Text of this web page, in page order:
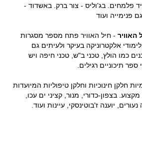
פלמחים. בג'וליס - צור ברק. באשדוד -
פנימייה ועוד
- חיל האוויר פתח מספר מסגרות
אלקטרוניקה בעיקר ולעיתים גם
כמו הולץ, טכני ב"ש, טכני חיפה ויש
תיכוניים רגילים.
חלקן חינוכיות וחלקן טיפוליות המיועדות
בצפון-כדורי, מנור, קציני ים עכו,
יוענה ז'בוטינסקי, עיינות ועוד.